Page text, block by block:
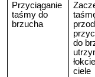
Przyciąganie
taśmy do
brzucha
do
ciele